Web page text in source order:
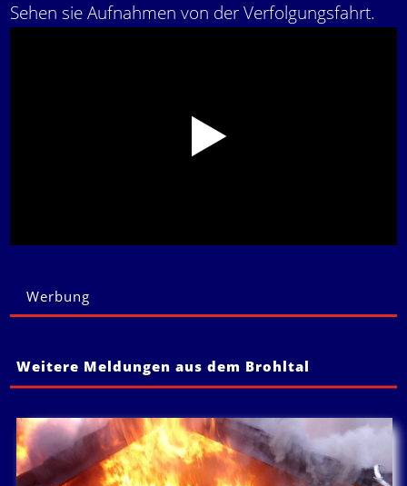
Sehen sie Aufnahmen von der Verfolgungsfahrt.
Werbung
Weitere Meldungen aus dem Brohltal